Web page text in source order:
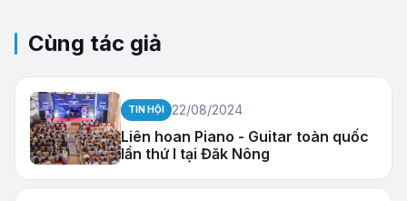
Cùng tác giả
TIN HỘI 22/08/2024
Liên hoan Piano - Guitar toàn quốc
lần thứ I tại Đăk Nông